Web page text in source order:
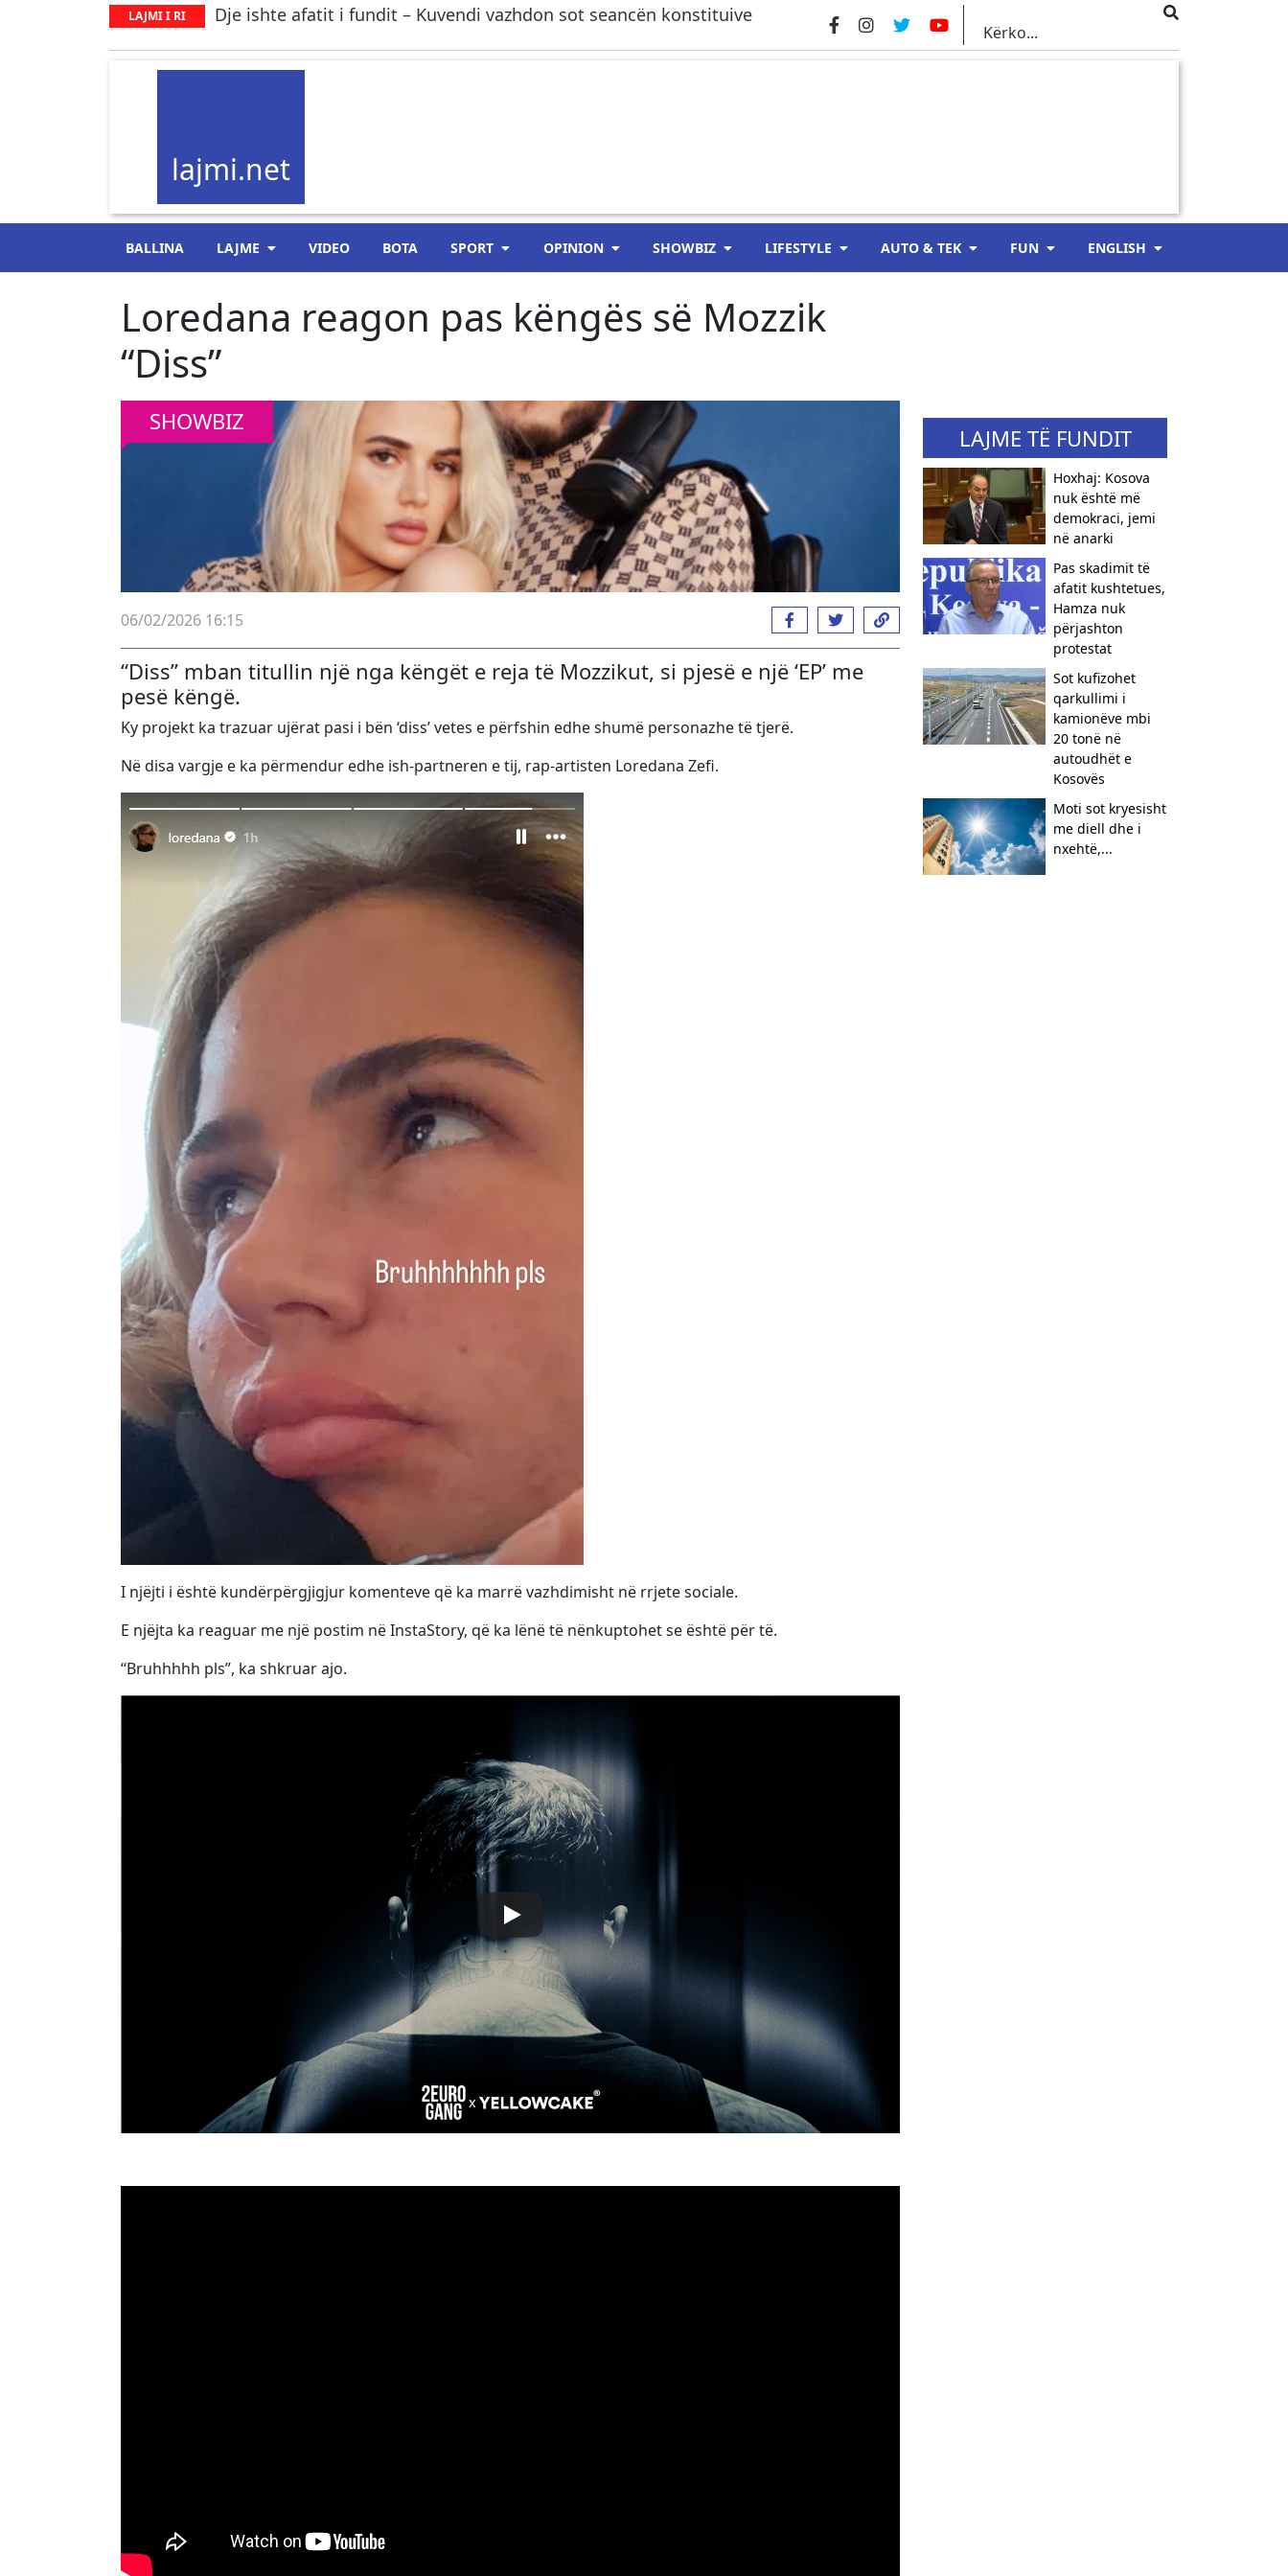
LAJMI I RI Dje ishte afatit i fundit – Kuvendi vazhdon sot seancën konstituive
lajmi.net
BALLINA LAJME VIDEO BOTA SPORT OPINION SHOWBIZ LIFESTYLE AUTO & TEK FUN ENGLISH
Loredana reagon pas këngës së Mozzik
“Diss”
SHOWBIZ
06/02/2026 16:15
“Diss” mban titullin një nga këngët e reja të Mozzikut, si pjesë e një ‘EP’ me
pesë këngë.
Ky projekt ka trazuar ujërat pasi i bën ‘diss’ vetes e përfshin edhe shumë personazhe të tjerë.
Në disa vargje e ka përmendur edhe ish-partneren e tij, rap-artisten Loredana Zefi.
I njëjti i është kundërpërgjigjur komenteve që ka marrë vazhdimisht në rrjete sociale.
E njëjta ka reaguar me një postim në InstaStory, që ka lënë të nënkuptohet se është për të.
“Bruhhhhh pls”, ka shkruar ajo.
LAJME TË FUNDIT
Hoxhaj: Kosova
nuk është më
demokraci, jemi
në anarki
Pas skadimit të
afatit kushtetues,
Hamza nuk
përjashton
protestat
Sot kufizohet
qarkullimi i
kamionëve mbi
20 tonë në
autoudhët e
Kosovës
Moti sot kryesisht
me diell dhe i
nxehtë,...